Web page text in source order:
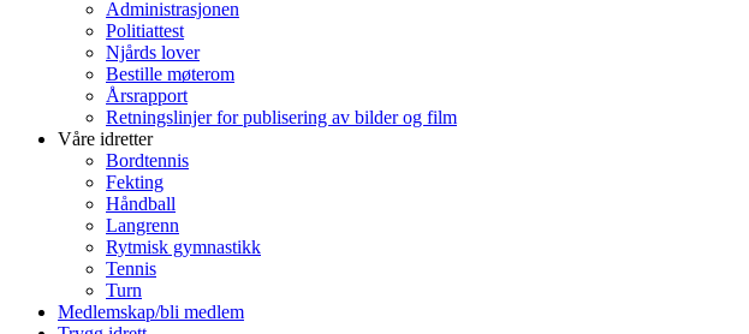
Administrasjonen
Politiattest
Njårds lover
Bestille møterom
Årsrapport
Retningslinjer for publisering av bilder og film
Våre idretter
Bordtennis
Fekting
Håndball
Langrenn
Rytmisk gymnastikk
Tennis
Turn
Medlemskap/bli medlem